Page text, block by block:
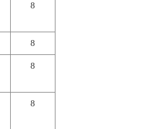
8
8
8
8